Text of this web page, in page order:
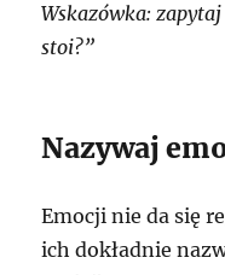
Wskazówka:
stoi?”
Nazywaj
Emocji nie da się
ich dokładnie